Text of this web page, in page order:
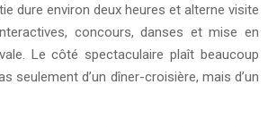
dure environ deux heures et alterne visite
concours, danses et mise en
Le côté spectaculaire plaît beaucoup
seulement d’un dîner-croisière, mais d’un